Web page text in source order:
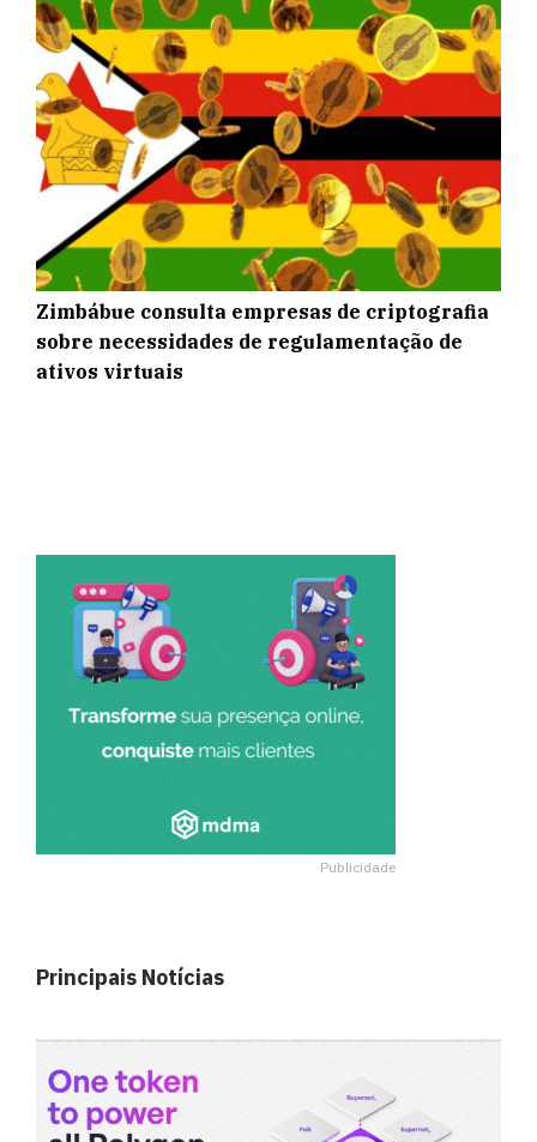
Zimbábue consulta empresas de criptografia
sobre necessidades de regulamentação de
ativos virtuais
Publicidade
Principais Notícias